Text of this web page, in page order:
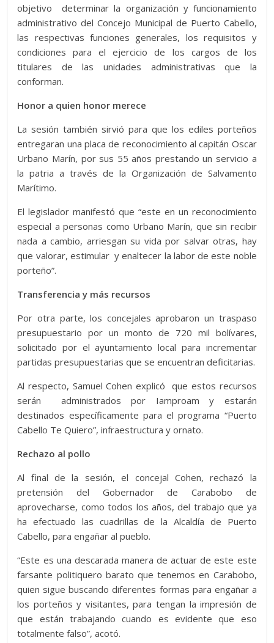
objetivo determinar la organización y funcionamiento
administrativo del Concejo Municipal de Puerto Cabello,
las respectivas funciones generales, los requisitos y
condiciones para el ejercicio de los cargos de los
titulares de las unidades administrativas que la
conforman.
Honor a quien honor merece
La sesión también sirvió para que los ediles porteños
entregaran una placa de reconocimiento al capitán Oscar
Urbano Marín, por sus 55 años prestando un servicio a
la patria a través de la Organización de Salvamento
Marítimo.
El legislador manifestó que “este en un reconocimiento
especial a personas como Urbano Marín, que sin recibir
nada a cambio, arriesgan su vida por salvar otras, hay
que valorar, estimular y enaltecer la labor de este noble
porteño”.
Transferencia y más recursos
Por otra parte, los concejales aprobaron un traspaso
presupuestario por un monto de 720 mil bolívares,
solicitado por el ayuntamiento local para incrementar
partidas presupuestarias que se encuentran deficitarias.
Al respecto, Samuel Cohen explicó que estos recursos
serán administrados por Iamproam y estarán
destinados específicamente para el programa “Puerto
Cabello Te Quiero”, infraestructura y ornato.
Rechazo al pollo
Al final de la sesión, el concejal Cohen, rechazó la
pretensión del Gobernador de Carabobo de
aprovecharse, como todos los años, del trabajo que ya
ha efectuado las cuadrillas de la Alcaldía de Puerto
Cabello, para engañar al pueblo.
“Este es una descarada manera de actuar de este este
farsante politiquero barato que tenemos en Carabobo,
quien sigue buscando diferentes formas para engañar a
los porteños y visitantes, para tengan la impresión de
que están trabajando cuando es evidente que eso
totalmente falso”, acotó.